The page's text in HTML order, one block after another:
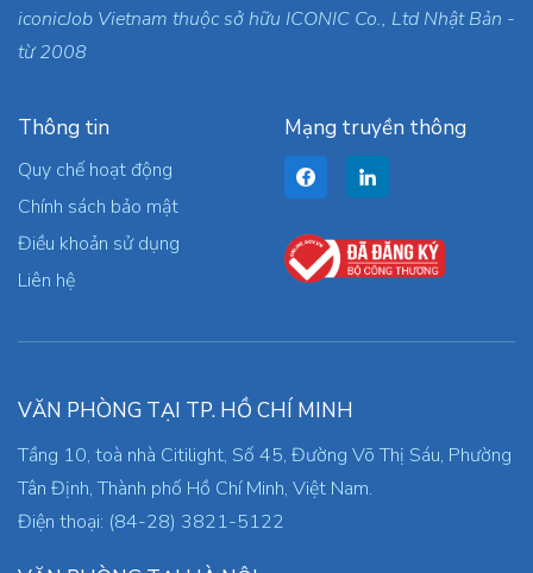
iconicJob Vietnam thuộc sở hữu ICONIC Co., Ltd Nhật Bản -
từ 2008
Thông tin
Quy chế hoạt động
Chính sách bảo mật
Điều khoản sử dụng
Liên hệ
Mạng truyền thông
VĂN PHÒNG TẠI TP. HỒ CHÍ MINH
Tầng 10, toà nhà Citilight, Số 45, Đường Võ Thị Sáu, Phường
Tân Định, Thành phố Hồ Chí Minh, Việt Nam.
Điện thoại: (84-28) 3821-5122